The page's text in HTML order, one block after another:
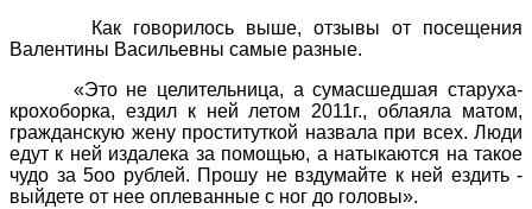
Как говорилось выше, отзывы от посещения
Валентины Васильевны самые разные.
«Это не целительница, а сумасшедшая старуха-
крохоборка, ездил к ней летом 2011г., облаяла матом,
гражданскую жену проституткой назвала при всех. Люди
едут к ней издалека за помощью, а натыкаются на такое
чудо за 5оо рублей. Прошу не вздумайте к ней ездить -
выйдете от нее оплеванные с ног до головы».